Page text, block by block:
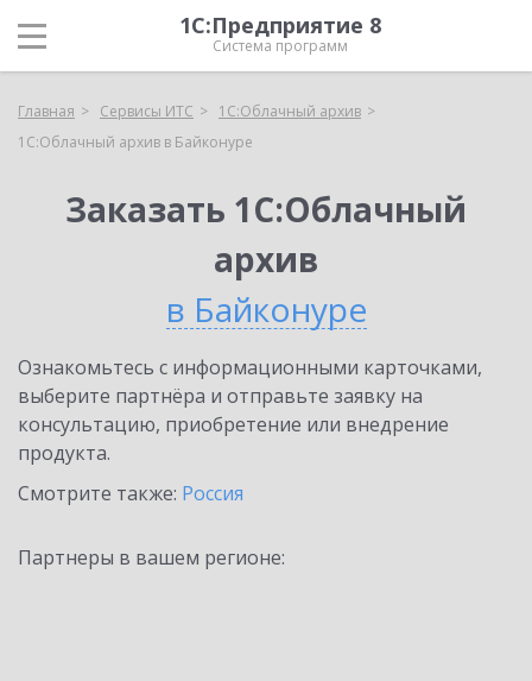
1С:Предприятие 8
Система программ
Главная Сервисы ИТС
1С:Облачный архив
1С:Облачный архив в Байконуре
Заказать 1С:Облачный
архив
в Байконуре
Ознакомьтесь с информационными карточками,
выберите партнёра и отправьте заявку на
консультацию, приобретение или внедрение
продукта.
Смотрите также: Россия
Партнеры в вашем регионе: